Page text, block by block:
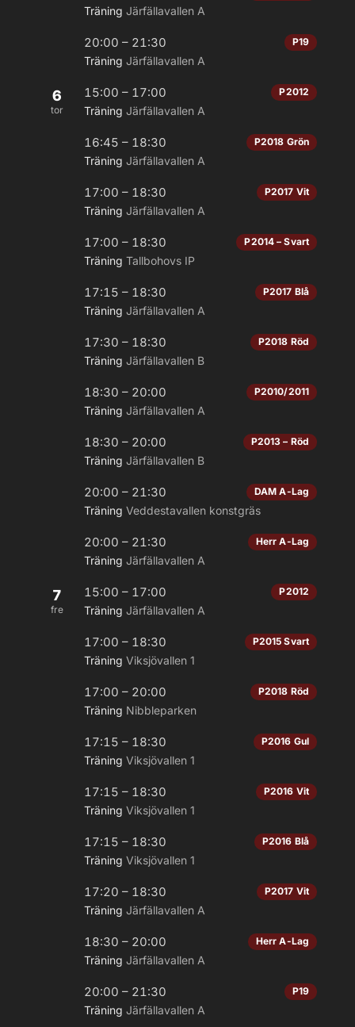
Träning Järfällavallen A
20:00 – 21:30 P19
Träning Järfällavallen A
6
tor
15:00 – 17:00 P2012
Träning Järfällavallen A
16:45 – 18:30 P2018 Grön
Träning Järfällavallen A
17:00 – 18:30 P2017 Vit
Träning Järfällavallen A
17:00 – 18:30 P2014 – Svart
Träning Tallbohovs IP
17:15 – 18:30 P2017 Blå
Träning Järfällavallen A
17:30 – 18:30 P2018 Röd
Träning Järfällavallen B
18:30 – 20:00 P2010/2011
Träning Järfällavallen A
18:30 – 20:00 P2013 – Röd
Träning Järfällavallen B
20:00 – 21:30 DAM A-Lag
Träning Veddestavallen konstgräs
20:00 – 21:30 Herr A-Lag
Träning Järfällavallen A
7
fre
15:00 – 17:00 P2012
Träning Järfällavallen A
17:00 – 18:30 P2015 Svart
Träning Viksjövallen 1
17:00 – 20:00 P2018 Röd
Träning Nibbleparken
17:15 – 18:30 P2016 Gul
Träning Viksjövallen 1
17:15 – 18:30 P2016 Vit
Träning Viksjövallen 1
17:15 – 18:30 P2016 Blå
Träning Viksjövallen 1
17:20 – 18:30 P2017 Vit
Träning Järfällavallen A
18:30 – 20:00 Herr A-Lag
Träning Järfällavallen A
20:00 – 21:30 P19
Träning Järfällavallen A